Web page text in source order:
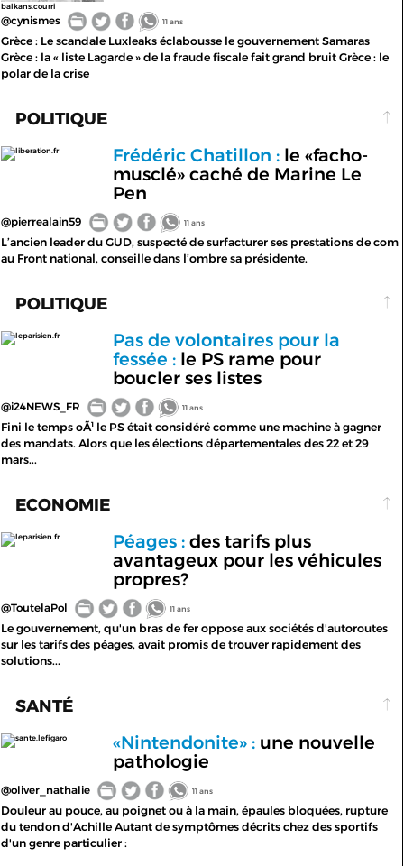
balkans.courri
@cynismes 11 ans
Grèce : Le scandale Luxleaks éclabousse le gouvernement Samaras
Grèce : la « liste Lagarde » de la fraude fiscale fait grand bruit Grèce : le
polar de la crise
POLITIQUE
liberation.fr Frédéric Chatillon :le «facho-
musclé» caché de Marine Le
Pen
@pierrealain59 11 ans
L’ancien leader du GUD, suspecté de surfacturer ses prestations de com
au Front national, conseille dans l’ombre sa présidente.
POLITIQUE
leparisien.fr
Pas de volontaires pour la
fessée :le PS rame pour
boucler ses listes
@i24NEWS_FR 11 ans
Fini le temps oÃ¹ le PS était considéré comme une machine à gagner
des mandats. Alors que les élections départementales des 22 et 29
mars...
ECONOMIE
leparisien.fr Péages :des tarifs plus
avantageux pour les véhicules
propres?
@ToutelaPol 11 ans
Le gouvernement, qu'un bras de fer oppose aux sociétés d'autoroutes
sur les tarifs des péages, avait promis de trouver rapidement des
solutions...
SANTÉ
sante.lefigaro «Nintendonite» :une nouvelle
pathologie
@oliver_nathalie 11 ans
Douleur au pouce, au poignet ou à la main, épaules bloquées, rupture
du tendon d'Achille Autant de symptômes décrits chez des sportifs
d'un genre particulier :